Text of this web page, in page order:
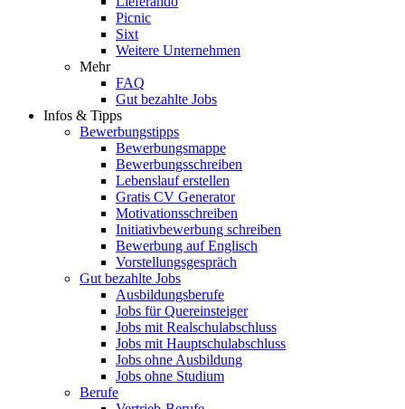
Picnic
Sixt
Weitere Unternehmen
Mehr
FAQ
Gut bezahlte Jobs
Infos & Tipps
Bewerbungstipps
Bewerbungsmappe
Bewerbungsschreiben
Lebenslauf erstellen
Gratis CV Generator
Motivationsschreiben
Initiativbewerbung schreiben
Bewerbung auf Englisch
Vorstellungsgespräch
Gut bezahlte Jobs
Ausbildungsberufe
Jobs für Quereinsteiger
Jobs mit Realschulabschluss
Jobs mit Hauptschulabschluss
Jobs ohne Ausbildung
Jobs ohne Studium
Berufe